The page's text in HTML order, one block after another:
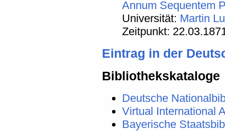
Annum Sequentem
Universität: Martin
Zeitpunkt:
Eintrag in der
Bibliothekskataloge
Deutsche
Virtual International
Bayerische